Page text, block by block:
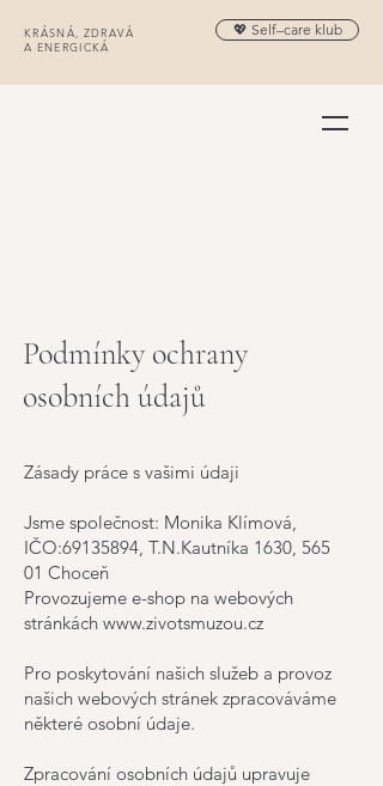
KRÁSNÁ, ZDRAVÁ
A ENERGICKÁ
💖 Self–care klub
Podmínky ochrany
osobních údajů
Zásady práce s vašimi údaji
Jsme společnost: Monika Klímová,
IČO:69135894, T.N.Kautníka 1630, 565
01 Choceň
Provozujeme e-shop na webových
stránkách www.zivotsmuzou.cz
Pro poskytování našich služeb a provoz
našich webových stránek zpracováváme
některé osobní údaje.
Zpracování osobních údajů upravuje